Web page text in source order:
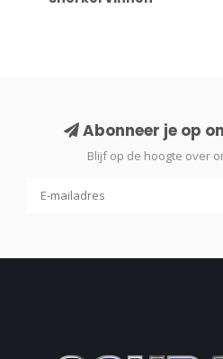
Abonneer je op
Blijf op de hoogte over